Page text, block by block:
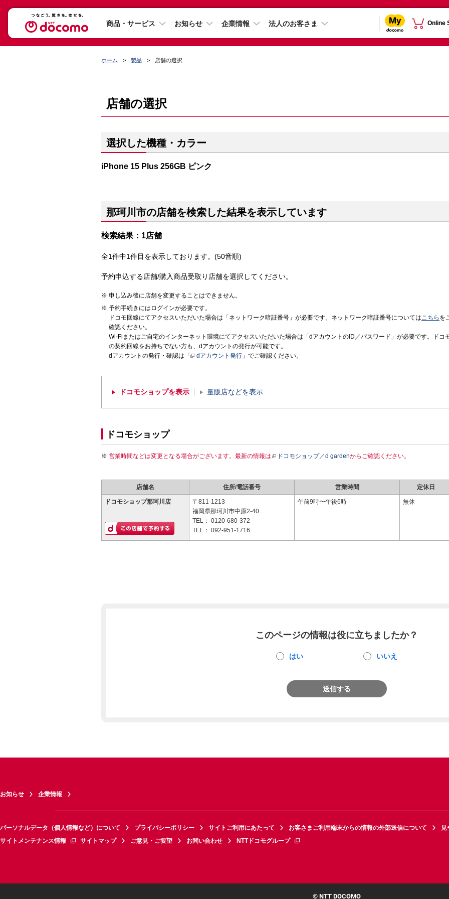
商品・サービス お知らせ 企業情報 法人のお客さま Online
ホーム 製品 店舗の選択
店舗の選択
選択した機種・カラー
iPhone 15 Plus 256GB ピンク
那珂川市の店舗を検索した結果を表示しています
検索結果：1店舗
全1件中1件目を表示しております。(50音順)
予約申込する店舗/購入商品受取り店舗を選択してください。
申し込み後に店舗を変更することはできません。
予約手続きにはログインが必要です。
ドコモ回線にてアクセスいただいた場合は「ネットワーク暗証番号」が必要です。ネットワーク暗証番号についてはこちら を
確認ください。
Wi-Fiまたはご自宅のインターネット環境にてアクセスいただいた場合は「dアカウントのID／パスワード」が必要です。ドコ
の契約回線をお持ちでない方も、dアカウントの発行が可能です。
dアカウントの発行・確認は「
dアカウント発行 」でご確認ください。
ドコモショップを表示 量販店などを表示
ドコモショップ
営業時間などは変更となる場合がございます。最新の情報は ドコモショップ／d gardenからご確認ください。
店舗名 住所/電話番号 営業時間 定休日
ドコモショップ那珂川店
〒811-1213
福岡県那珂川市中原2-40
TEL： 0120-680-372
TEL： 092-951-1716
午前9時〜午後6時 無休
このページの情報は役に立ちましたか？
はい いいえ
送信する
お知らせ 企業情報
パーソナルデータ（個人情報など）について プライバシーポリシー サイトご利用にあたって お客さまご利用端末からの情報の外部送信について
見
サイトメンテナンス情報
サイトマップ ご意見・ご要望 お問い合わせ NTTドコモグループ
© NTT DOCOMO